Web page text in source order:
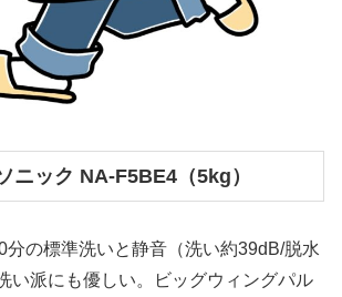
ニック NA-F5BE4（5kg）
分の標準洗いと静音（洗い約39dB/脱水
い派にも優しい。ビッグウィングパル